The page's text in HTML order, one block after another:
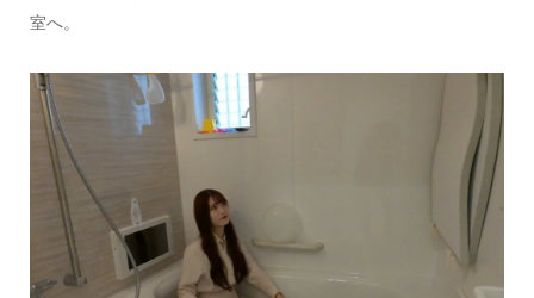
室へ。